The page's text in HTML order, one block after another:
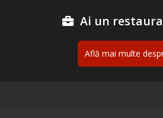
Ai un
Află mai multe